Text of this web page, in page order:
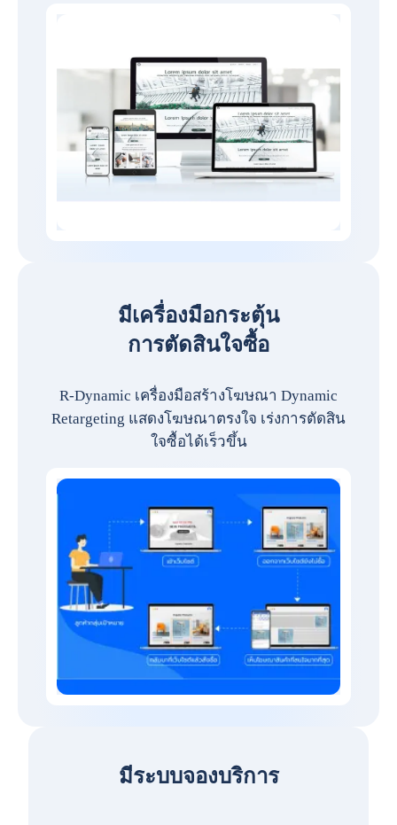
มีเครื่องมือกระตุ้น
การตัดสินใจซื้อ
R-Dynamic เครื่องมือสร้างโฆษณา Dynamic
Retargeting แสดงโฆษณาตรงใจ เร่งการตัดสิน
ใจซื้อได้เร็วขึ้น
มีระบบจองบริการ